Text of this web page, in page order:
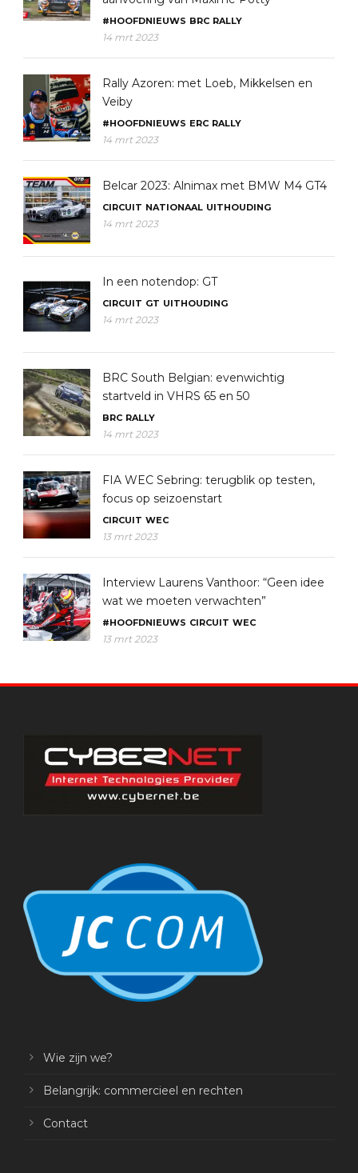
#HOOFDNIEUWS BRC RALLY
14 mrt 2023
Rally Azoren: met Loeb, Mikkelsen en
Veiby
#HOOFDNIEUWS ERC RALLY
14 mrt 2023
Belcar 2023: Alnimax met BMW M4 GT4
CIRCUIT NATIONAAL UITHOUDING
14 mrt 2023
In een notendop: GT
CIRCUIT GT UITHOUDING
14 mrt 2023
BRC South Belgian: evenwichtig
startveld in VHRS 65 en 50
BRC RALLY
14 mrt 2023
FIA WEC Sebring: terugblik op testen,
focus op seizoenstart
CIRCUIT WEC
13 mrt 2023
Interview Laurens Vanthoor: “Geen idee
wat we moeten verwachten”
#HOOFDNIEUWS CIRCUIT WEC
13 mrt 2023
Wie zijn we?
Belangrijk: commercieel en rechten
Contact